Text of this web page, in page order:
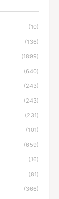
(10)
(136)
(1899)
(640)
(243)
(243)
(231)
(101)
(659)
(16)
(81)
(366)